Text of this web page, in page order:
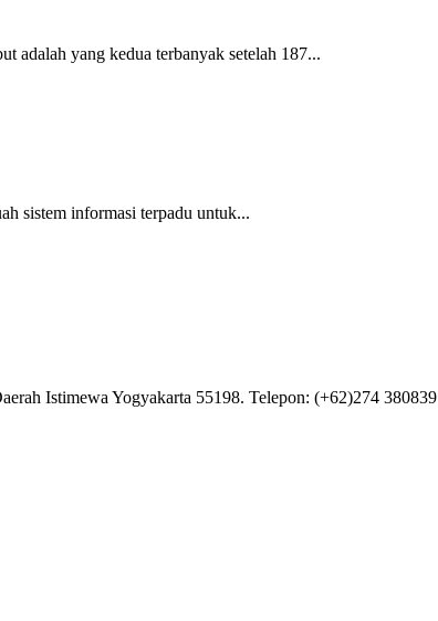
adalah yang kedua terbanyak setelah 187...
sistem informasi terpadu untuk...
Istimewa Yogyakarta 55198. Telepon: (+62)274 380839